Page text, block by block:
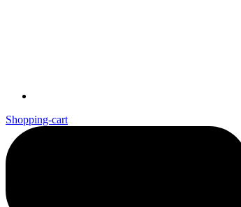
Shopping-cart